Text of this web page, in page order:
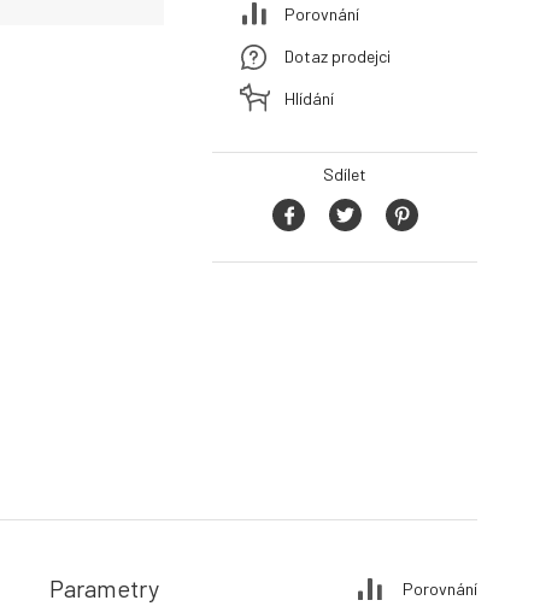
Porovnání
Dotaz prodejci
Hlídání
Sdílet
Parametry Porovnání